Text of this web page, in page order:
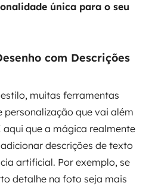
única para o seu
com Descrições
muitas ferramentas
personalização que vai além
aqui que a mágica realmente
descrições de texto
artificial. Por exemplo, se
detalhe na foto seja mais